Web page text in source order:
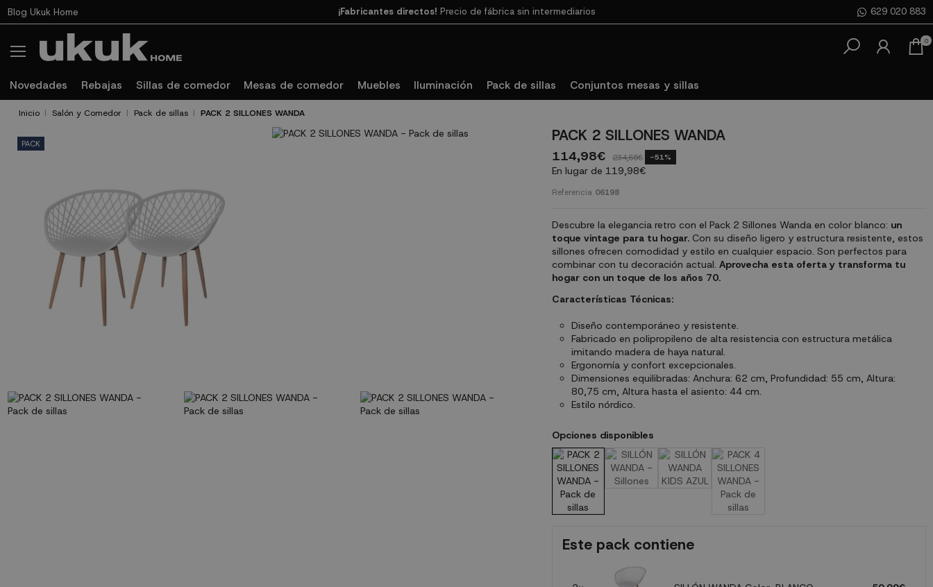
Blog Ukuk Home Paga en 3cuotas SIN INTERESES con SeQura 629 020 883
0
Novedades Rebajas Sillas de comedor Mesas de comedor Muebles Iluminación Pack de sillas Conjuntos mesas y sillas
Inicio Salón y Comedor Pack de sillas PACK 2 SILLONES WANDA
PACK PACK 2 SILLONES WANDA
114,98€ 234,65€ -51%
En lugar de 119,98€
Referencia 06198
Descubre la elegancia retro con el Pack 2 Sillones Wanda en color blanco: un
toque vintage para tu hogar.Con su diseño ligero y estructura resistente, estos
sillones ofrecen comodidad y estilo en cualquier espacio. Son perfectos para
combinar con tu decoración actual. Aprovecha esta oferta y transforma tu
hogar con un toque de los años 70.
Características Técnicas:
Diseño contemporáneo y resistente.
Fabricado en polipropileno de alta resistencia con estructura metálica
imitando madera de haya natural.
Ergonomía y confort excepcionales.
Dimensiones equilibradas: Anchura: 62 cm, Profundidad: 55 cm, Altura:
80,75 cm, Altura hasta el asiento: 44 cm.
Estilo nórdico.
Opciones disponibles
Este pack contiene